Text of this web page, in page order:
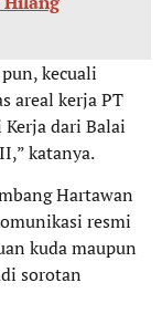
kecuali
areal kerja PT
dari Balai
katanya.
Hartawan
resmi
kuda maupun
sorotan